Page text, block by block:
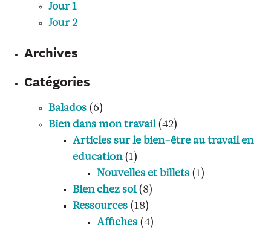
Jour 1
Jour 2
Archives
Catégories
Balados (6)
Bien dans mon travail(42)
Articles sur le bien-être au travail en
éducation(1)
Nouvelles et billets (1)
Bien chez soi(8)
Ressources (18)
Affiches (4)